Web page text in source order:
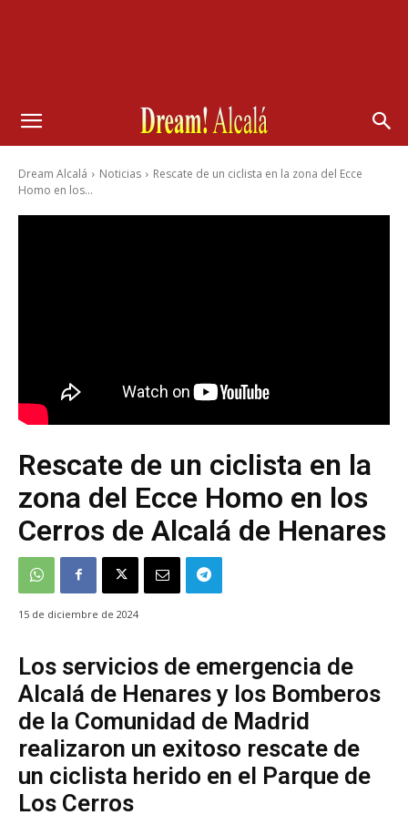
Dream Alcalá Noticias
Rescate de un ciclista en la zona del Ecce
Homo en los...
Rescate de un ciclista en la
zona del Ecce Homo en los
Cerros de Alcalá de Henares
15 de diciembre de 2024
Los servicios de emergencia de
Alcalá de Henares y los Bomberos
de la Comunidad de Madrid
realizaron un exitoso rescate de
un ciclista herido en el Parque de
Los Cerros